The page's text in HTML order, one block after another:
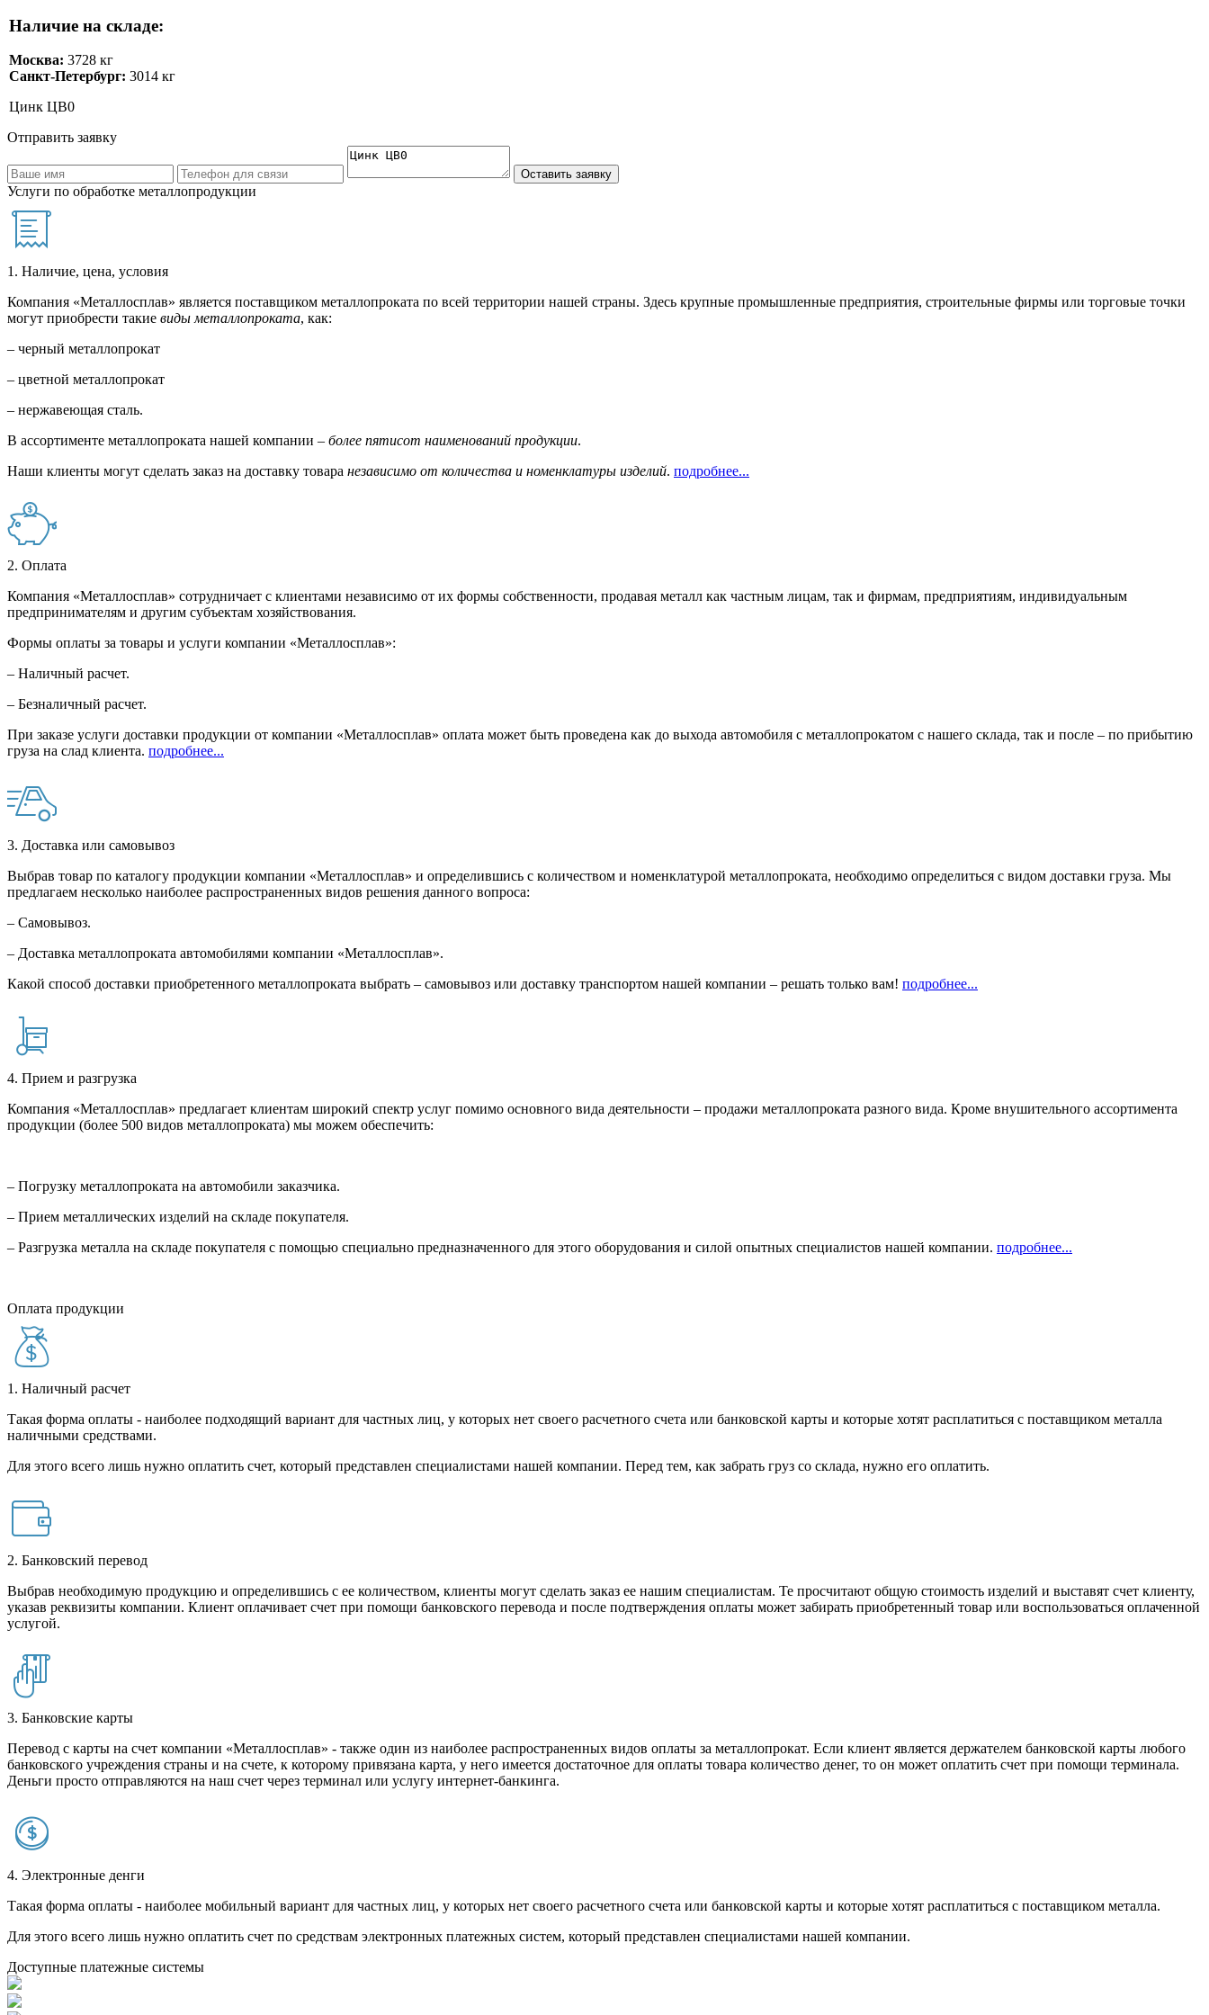
Наличие на складе:
Москва: 3728 кг
Санкт-Петербург: 3014 кг
Цинк ЦВ0
Отправить заявку
Услуги по обработке металлопродукции
1. Наличие, цена, условия
Компания «Металлосплав» является поставщиком металлопроката по всей территории нашей страны. Здесь крупные промышленные предприятия, строительные фирмы или торговые точки
могут приобрести такие виды металлопроката, как:
– черный металлопрокат
– цветной металлопрокат
– нержавеющая сталь.
В ассортименте металлопроката нашей компании – более пятисот наименований продукции.
Наши клиенты могут сделать заказ на доставку товара независимо от количества и номенклатуры изделий. подробнее...
2. Оплата
Компания «Металлосплав» сотрудничает с клиентами независимо от их формы собственности, продавая металл как частным лицам, так и фирмам, предприятиям, индивидуальным
предпринимателям и другим субъектам хозяйствования.
Формы оплаты за товары и услуги компании «Металлосплав»:
– Наличный расчет.
– Безналичный расчет.
При заказе услуги доставки продукции от компании «Металлосплав» оплата может быть проведена как до выхода автомобиля с металлопрокатом с нашего склада, так и после – по прибытию
груза на слад клиента. подробнее...
3. Доставка или самовывоз
Выбрав товар по каталогу продукции компании «Металлосплав» и определившись с количеством и номенклатурой металлопроката, необходимо определиться с видом доставки груза. Мы
предлагаем несколько наиболее распространенных видов решения данного вопроса:
– Самовывоз.
– Доставка металлопроката автомобилями компании «Металлосплав».
Какой способ доставки приобретенного металлопроката выбрать – самовывоз или доставку транспортом нашей компании – решать только вам! подробнее...
4. Прием и разгрузка
Компания «Металлосплав» предлагает клиентам широкий спектр услуг помимо основного вида деятельности – продажи металлопроката разного вида. Кроме внушительного ассортимента
продукции (более 500 видов металлопроката) мы можем обеспечить:
– Погрузку металлопроката на автомобили заказчика.
– Прием металлических изделий на складе покупателя.
– Разгрузка металла на складе покупателя с помощью специально предназначенного для этого оборудования и силой опытных специалистов нашей компании. подробнее...
Оплата продукции
1. Наличный расчет
Такая форма оплаты - наиболее подходящий вариант для частных лиц, у которых нет своего расчетного счета или банковской карты и которые хотят расплатиться с поставщиком металла
наличными средствами.
Для этого всего лишь нужно оплатить счет, который представлен специалистами нашей компании. Перед тем, как забрать груз со склада, нужно его оплатить.
2. Банковский перевод
Выбрав необходимую продукцию и определившись с ее количеством, клиенты могут сделать заказ ее нашим специалистам. Те просчитают общую стоимость изделий и выставят счет клиенту,
указав реквизиты компании. Клиент оплачивает счет при помощи банковского перевода и после подтверждения оплаты может забирать приобретенный товар или воспользоваться оплаченной
услугой.
3. Банковские карты
Перевод с карты на счет компании «Металлосплав» - также один из наиболее распространенных видов оплаты за металлопрокат. Если клиент является держателем банковской карты любого
банковского учреждения страны и на счете, к которому привязана карта, у него имеется достаточное для оплаты товара количество денег, то он может оплатить счет при помощи терминала.
Деньги просто отправляются на наш счет через терминал или услугу интернет-банкинга.
4. Электронные денги
Такая форма оплаты - наиболее мобильный вариант для частных лиц, у которых нет своего расчетного счета или банковской карты и которые хотят расплатиться с поставщиком металла.
Для этого всего лишь нужно оплатить счет по средствам электронных платежных систем, который представлен специалистами нашей компании.
Доступные платежные системы